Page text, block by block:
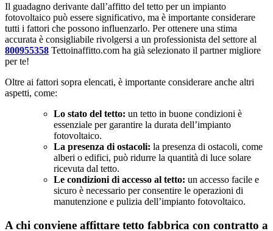
Il guadagno derivante dall’affitto del tetto per un impianto
fotovoltaico può essere significativo, ma è importante considerare
tutti i fattori che possono influenzarlo. Per ottenere una stima
accurata è consigliabile rivolgersi a un professionista del settore al
800955358 Tettoinaffitto.com ha già selezionato il partner migliore
per te!
Oltre ai fattori sopra elencati, è importante considerare anche altri
aspetti, come:
Lo stato del tetto: un tetto in buone condizioni è
essenziale per garantire la durata dell’impianto
fotovoltaico.
La presenza di ostacoli: la presenza di ostacoli, come
alberi o edifici, può ridurre la quantità di luce solare
ricevuta dal tetto.
Le condizioni di accesso al tetto: un accesso facile e
sicuro è necessario per consentire le operazioni di
manutenzione e pulizia dell’impianto fotovoltaico.
A chi conviene affittare tetto fabbrica con contratto a